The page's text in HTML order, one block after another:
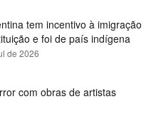
tem incentivo à imigração
e foi de país indígena
de 2026
com obras de artistas